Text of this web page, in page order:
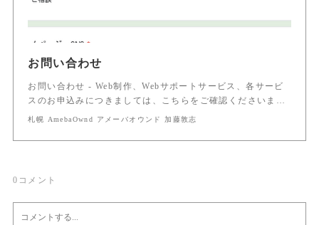
お問い合わせ
お問い合わせ - Web制作、Webサポートサービス、各サービ
スのお申込みにつきましては、こちらをご確認くださいま…
札幌 AmebaOwnd アメーバオウンド 加藤敦志
0 コメント